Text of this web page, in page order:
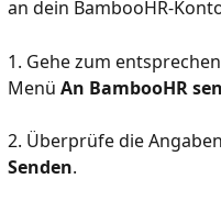
an dein BambooHR-
1. Gehe zum
Menü An BambooHR
2. Überprüfe die
Senden.